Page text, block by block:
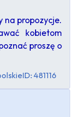
na propozycje.
kobietom
proszę o
ID: 481116